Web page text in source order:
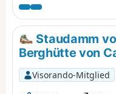
teilweise durch den
abwechslungsreiche
von La Cabanasse nach
vorgeschlagen von PO
Möglichkeit, je nach
Steinpilze zu finden
Gisclard-Brücke
Staudamm
Berghütte von
Visorando-Mitglied